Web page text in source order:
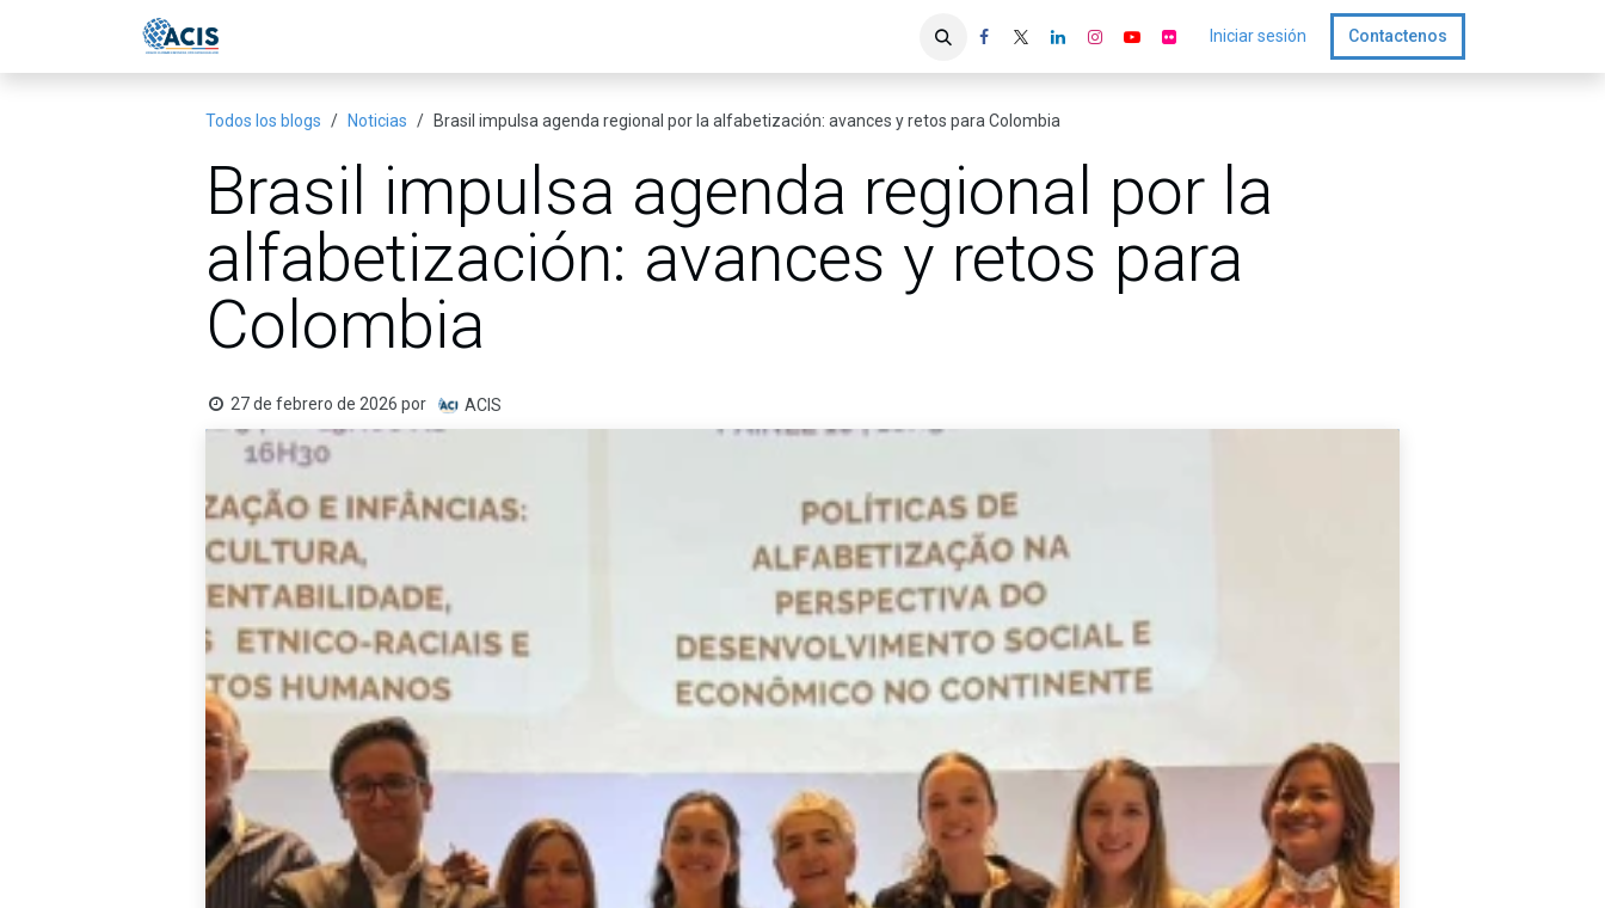
Iniciar sesión Contactenos
Todos los blogs Noticias Brasil impulsa agenda regional por la alfabetización: avances y retos para Colombia
Brasil impulsa agenda regional por la
alfabetización: avances y retos para
Colombia
27 de febrero de 2026 por ACIS